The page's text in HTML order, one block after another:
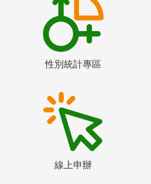
性別統計專區
線上申辦